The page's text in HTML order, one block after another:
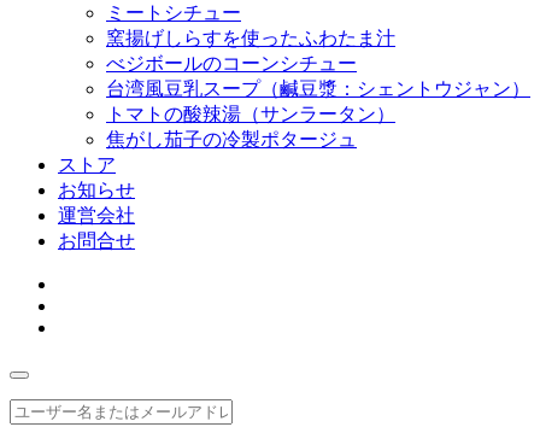
ミートシチュー
窯揚げしらすを使ったふわたま汁
べジボールのコーンシチュー
台湾風豆乳スープ（鹹豆漿：シェントウジャン）
トマトの酸辣湯（サンラータン）
焦がし茄子の冷製ポタージュ
ストア
お知らせ
運営会社
お問合せ